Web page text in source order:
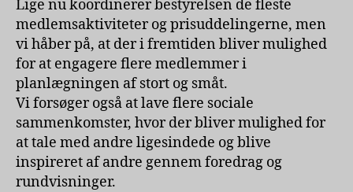
Lige nu koordinerer bestyrelsen de fleste
medlemsaktiviteter og prisuddelingerne, men
vi håber på, at der i fremtiden bliver mulighed
for at engagere flere medlemmer i
planlægningen af stort og småt.
Vi forsøger også at lave flere sociale
sammenkomster, hvor der bliver mulighed for
at tale med andre ligesindede og blive
inspireret af andre gennem foredrag og
rundvisninger.